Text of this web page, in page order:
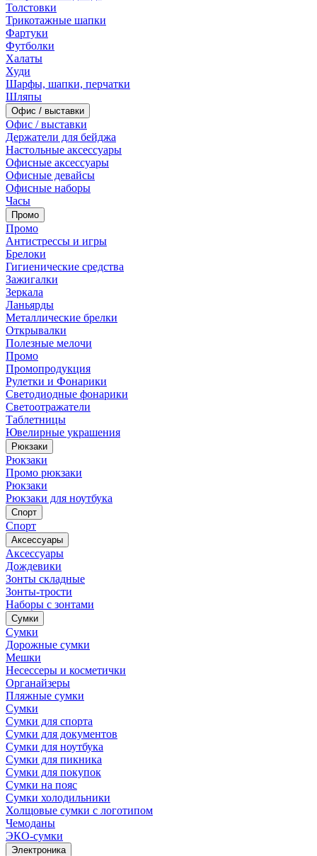
Толстовки
Трикотажные шапки
Фартуки
Футболки
Халаты
Худи
Шарфы, шапки, перчатки
Шляпы
Офис / выставки
Офис / выставки
Держатели для бейджа
Настольные аксессуары
Офисные аксессуары
Офисные девайсы
Офисные наборы
Часы
Промо
Промо
Антистрессы и игры
Брелоки
Гигиенические средства
Зажигалки
Зеркала
Ланьярды
Металлические брелки
Открывалки
Полезные мелочи
Промо
Промопродукция
Рулетки и Фонарики
Светодиодные фонарики
Светоотражатели
Таблетницы
Ювелирные украшения
Рюкзаки
Рюкзаки
Промо рюкзаки
Рюкзаки
Рюкзаки для ноутбука
Спорт
Спорт
Аксессуары
Аксессуары
Дождевики
Зонты складные
Зонты-трости
Наборы с зонтами
Сумки
Сумки
Дорожные сумки
Мешки
Несессеры и косметички
Органайзеры
Пляжные сумки
Сумки
Сумки для спорта
Сумки для документов
Сумки для ноутбука
Сумки для пикника
Сумки для покупок
Сумки на пояс
Сумки холодильники
Холщовые сумки с логотипом
Чемоданы
ЭКО-сумки
Электроника